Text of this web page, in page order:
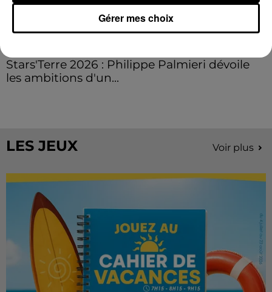
Stars'Terre 2026 : Philippe Palmieri dévoile
les ambitions d'un...
LES JEUX Voir plus
Gérer mes choix